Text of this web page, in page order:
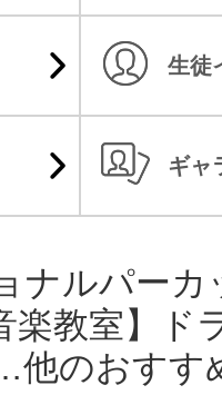
生徒
ギャ
ナルパーカ
教室】ド
他のおすす